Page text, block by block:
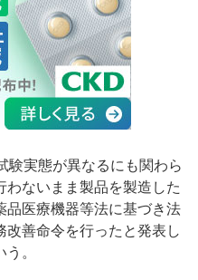
実態が異なるにも関わら
ないまま製品を製造した
品医療機器等法に基づき法
善命令を行ったと発表し
。